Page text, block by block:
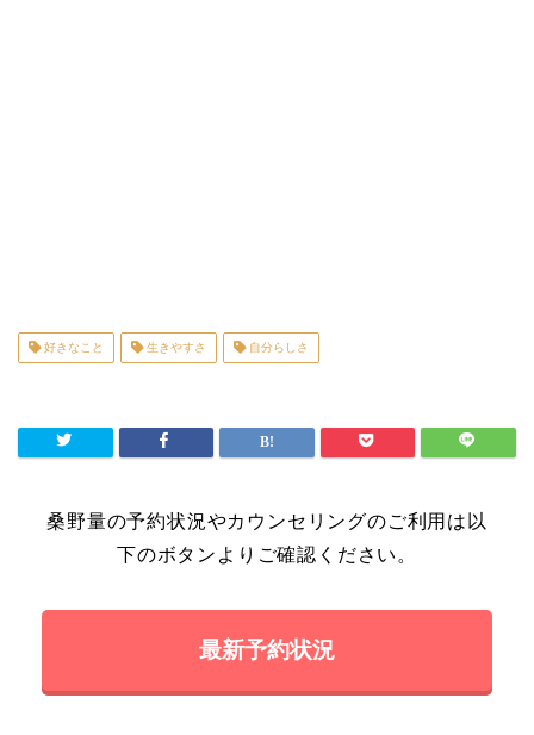
好きなこと 生きやすさ 自分らしさ
桑野量の予約状況やカウンセリングのご利用は以
下のボタンよりご確認ください。
最新予約状況